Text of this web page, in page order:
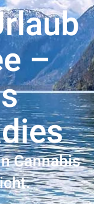
–
Cannabis